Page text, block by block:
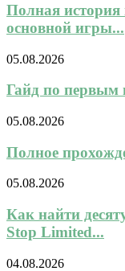
Полная история
основной игры...
05.08.2026
Гайд по первым
05.08.2026
Полное
05.08.2026
Как найти
Stop Limited...
04.08.2026